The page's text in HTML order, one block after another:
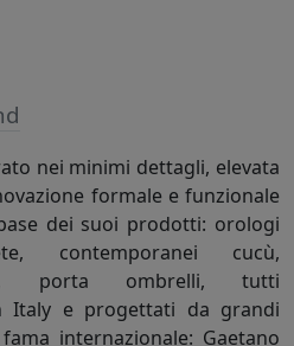
nei minimi dettagli, elevata
formale e funzionale
dei suoi prodotti: orologi
contemporanei cucù,
porta ombrelli, tutti
Italy e progettati da grandi
internazionale: Gaetano